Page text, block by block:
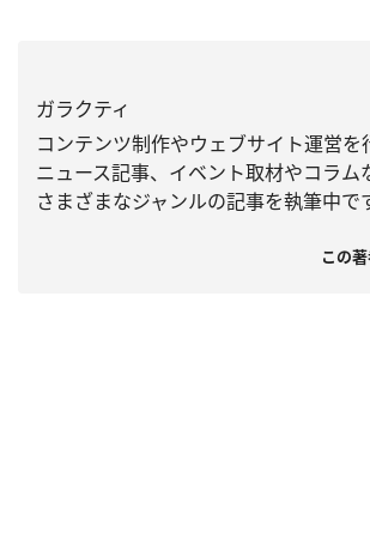
ガラクティ
コンテンツ制作やウェブサイト運営を
ニュース記事、 イベント取材やコラム
さまざまなジャンルの記事を執筆中で
この